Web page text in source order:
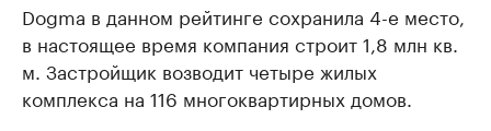
Dogma в данном рейтинге сохранила 4-е место,
в настоящее время компания строит 1,8 млн кв.
м. Застройщик возводит четыре жилых
комплекса на 116 многоквартирных домов.